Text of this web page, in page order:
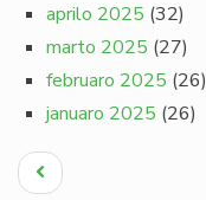
aprilo 2025 (32)
marto 2025 (27)
februaro 2025 (26)
januaro 2025 (26)
Pagination
Antaŭa